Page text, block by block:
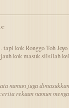
kok Ronggo Toh
kok masuk silsilah
namun juga
rekaan namun